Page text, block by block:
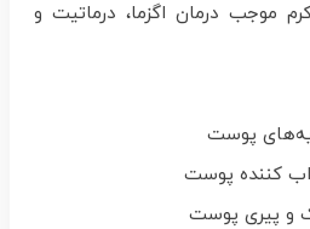
موجب درمان اگزما، درماتیت و
پوست
کننده پوست
و پیری پوست